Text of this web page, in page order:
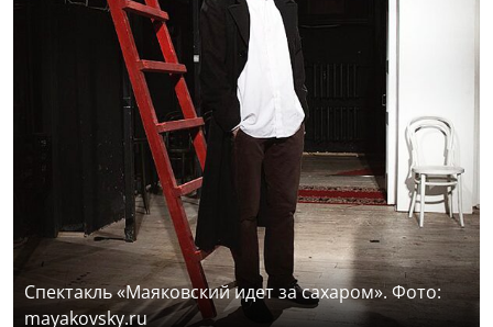
Спектакль «Маяковский идет за сахаром». Фото:
mayakovsky.ru